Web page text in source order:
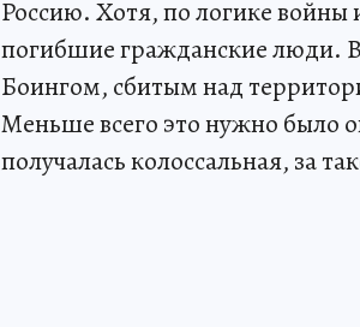
Россию. Хотя, по логике
погибшие гражданские люди.
Боингом, сбитым над
Меньше всего это нужно было
получалась колоссальная, за